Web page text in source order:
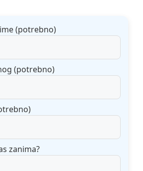
(potrebno)
(potrebno)
zanima?